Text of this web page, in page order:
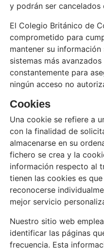
y podrán ser cancelados
El Colegio Británico de
comprometido para
mantener su información
sistemas más
constantemente para
ningún acceso no
Cookies
Una cookie se refiere a
con la finalidad de
almacenarse en su
fichero se crea y la
información respecto al
tienen las cookies es
reconocerse
mejor servicio
Nuestro sitio web
identificar las páginas
frecuencia. Esta